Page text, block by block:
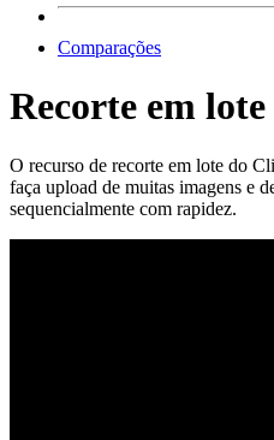
Comparações
Recorte em lote
O recurso de recorte em lote do
faça upload de muitas imagens e
sequencialmente com rapidez.